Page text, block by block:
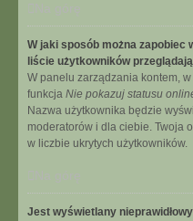
W jaki sposób można zapobiec
liście użytkowników
W panelu zarządzania kontem,
funkcja Nie pokazuj statusu
Nazwa użytkownika będzie
moderatorów i dla ciebie. Twoja
w liczbie ukrytych użytkowników.
Jest wyświetlany